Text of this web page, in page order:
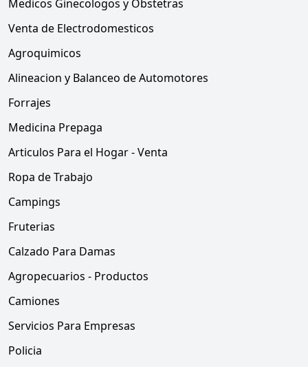
Medicos Ginecologos y Obstetras
Venta de Electrodomesticos
Agroquimicos
Alineacion y Balanceo de Automotores
Forrajes
Medicina Prepaga
Articulos Para el Hogar - Venta
Ropa de Trabajo
Campings
Fruterias
Calzado Para Damas
Agropecuarios - Productos
Camiones
Servicios Para Empresas
Policia